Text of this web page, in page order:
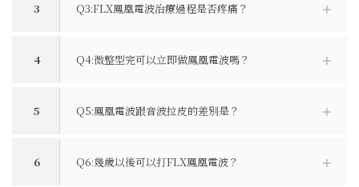
3 Q3:FLX鳳凰電波治療過程是否疼痛？
4 Q4:微整型完可以立即做鳳凰電波嗎？
5 Q5:鳳凰電波跟音波拉皮的差別是？
6 Q6:幾歲以後可以打FLX鳳凰電波？